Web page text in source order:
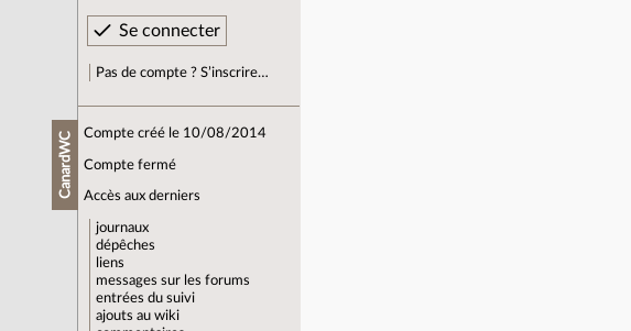
Pas de compte ? S’inscrire…
CanardWC Compte créé le 10/08/2014
Compte fermé
Accès aux derniers
journaux
dépêches
liens
messages sur les forums
entrées du suivi
ajouts au wiki